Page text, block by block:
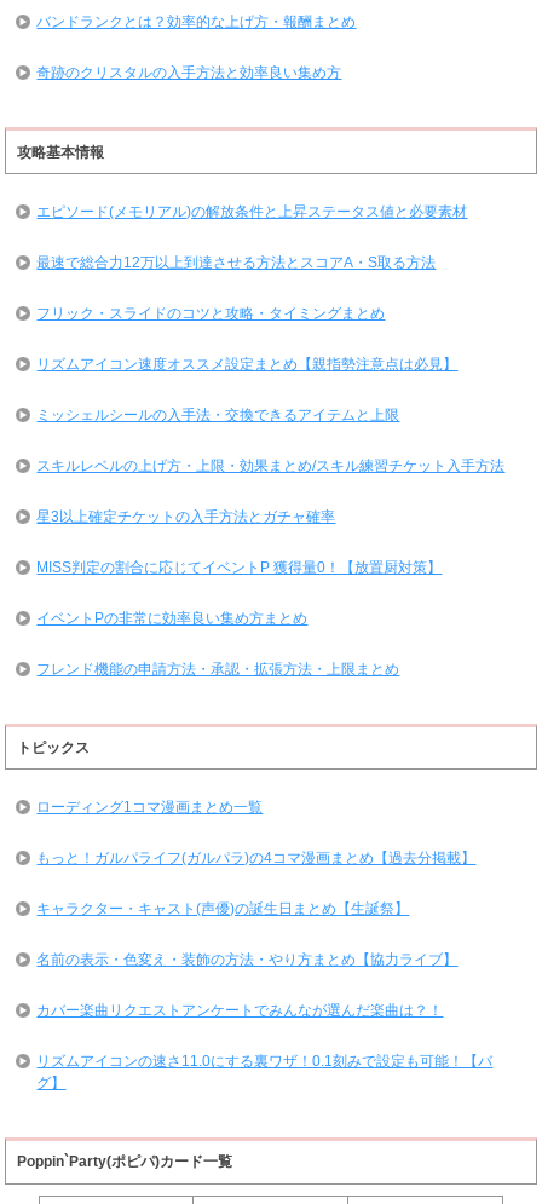
バンドランクとは？効率的な上げ方・報酬まとめ
奇跡のクリスタルの入手方法と効率良い集め方
攻略基本情報
エピソード(メモリアル)の解放条件と上昇ステータス値と必要素材
最速で総合力12万以上到達させる方法とスコアA・S取る方法
フリック・スライドのコツと攻略・タイミングまとめ
リズムアイコン速度オススメ設定まとめ【親指勢注意点は必見】
ミッシェルシールの入手法・交換できるアイテムと上限
スキルレベルの上げ方・上限・効果まとめ/スキル練習チケット入手方法
星3以上確定チケットの入手方法とガチャ確率
MISS判定の割合に応じてイベントP 獲得量0！【放置厨対策】
イベントPの非常に効率良い集め方まとめ
フレンド機能の申請方法・承認・拡張方法・上限まとめ
トピックス
ローディング1コマ漫画まとめ一覧
もっと！ガルパライフ(ガルパラ)の4コマ漫画まとめ【過去分掲載】
キャラクター・キャスト(声優)の誕生日まとめ【生誕祭】
名前の表示・色変え・装飾の方法・やり方まとめ【協力ライブ】
カバー楽曲リクエストアンケートでみんなが選んだ楽曲は？！
リズムアイコンの速さ11.0にする裏ワザ！0.1刻みで設定も可能！【バ
グ】
Poppin`Party(ポピパ)カード一覧